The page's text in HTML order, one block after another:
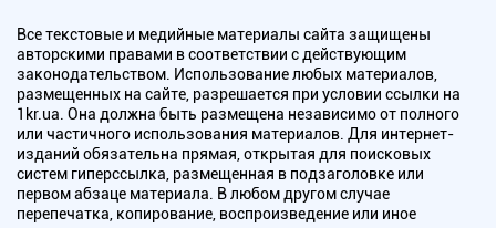
Все текстовые и медийные материалы сайта защищены
авторскими правами в соответствии с действующим
законодательством. Использование любых материалов,
размещенных на сайте, разрешается при условии ссылки на
1kr.ua. Она должна быть размещена независимо от полного
или частичного использования материалов. Для интернет-
изданий обязательна прямая, открытая для поисковых
систем гиперссылка, размещенная в подзаголовке или
первом абзаце материала. В любом другом случае
перепечатка, копирование, воспроизведение или иное